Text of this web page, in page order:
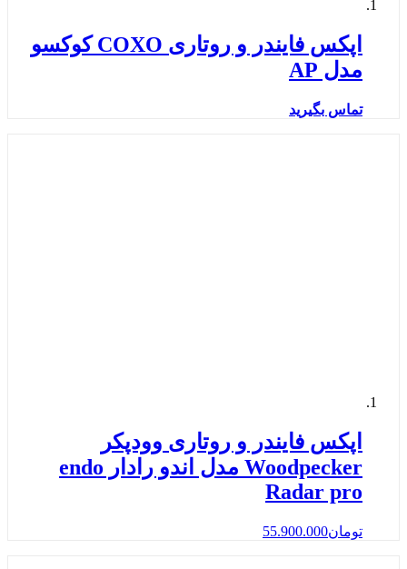
اپکس فایندر و روتاری COXO کوکسو
مدل AP
تماس بگیرید
اپکس فایندر و روتاری وودپکر
Woodpecker مدل اندو رادار endo
Radar pro
تومان55.900.000